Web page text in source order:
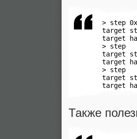
> step
target
target
> step
target
target
> step
target
target
Также